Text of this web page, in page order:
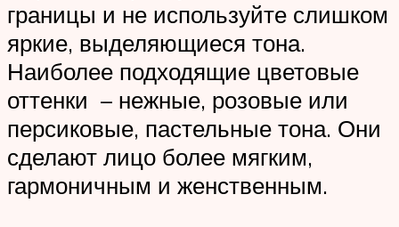
границы и не используйте слишком
яркие, выделяющиеся тона.
Наиболее подходящие цветовые
оттенки – нежные, розовые или
персиковые, пастельные тона. Они
сделают лицо более мягким,
гармоничным и женственным.